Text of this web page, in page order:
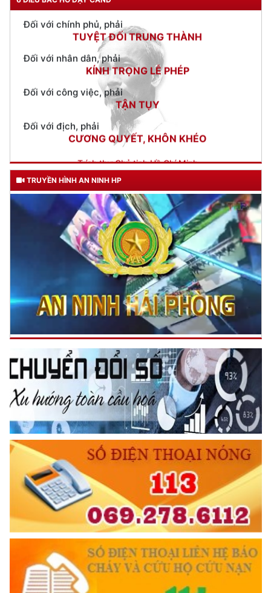
Đối với nhân dân, phải
KÍNH TRỌNG LỄ PHÉP
Đối với công việc, phải
TẬN TỤY
CƯƠNG QUYẾT, KHÔN KHÉO
Trích thư Chủ tịch Hồ Chí Minh
gửi Công an Khu XII,
ngày 11 tháng 3 năm 1948.
TRUYỀN HÌNH AN NINH HP